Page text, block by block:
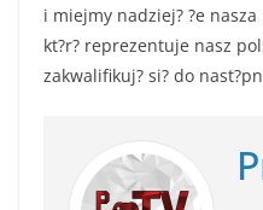
i miejmy nadziej? ?e
kt?r? reprezentuje nasz
zakwalifikuj? si? do